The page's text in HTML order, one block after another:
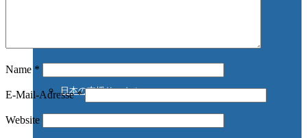
日本の支援サークル
Name *
E-Mail-Adresse*
Website